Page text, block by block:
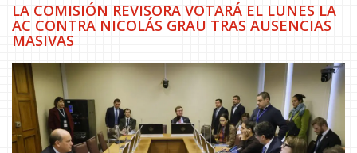
LA COMISIÓN REVISORA VOTARÁ EL LUNES LA
AC CONTRA NICOLÁS GRAU TRAS AUSENCIAS
MASIVAS